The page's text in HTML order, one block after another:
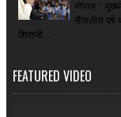
भोपाल :
सैंतालीस
शिवाजी...
FEATURED VIDEO